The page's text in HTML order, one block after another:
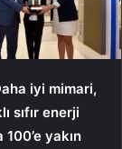
iyi mimari,
sıfır enerji
yakın